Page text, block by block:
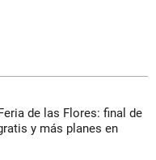
de las Flores: final de
y más planes en